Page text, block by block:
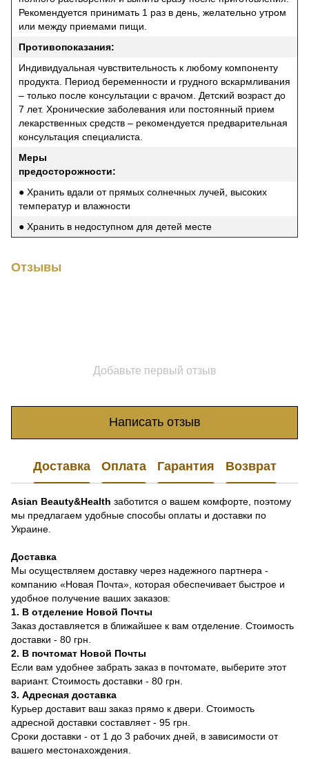
Рекомендуется принимать 1 раз в день, желательно утром
или между приемами пищи.
Противопоказания:
Индивидуальная чувствительность к любому компоненту
продукта. Период беременности и грудного вскармливания
– только после консультации с врачом. Детский возраст до
7 лет. Хронические заболевания или постоянный прием
лекарственных средств – рекомендуется предварительная
консультация специалиста.
Меры
предосторожности:
● Хранить вдали от прямых солнечных лучей, высоких
температур и влажности
● Хранить в недоступном для детей месте
Отзывы
Добавьте первый отзыв
Написать отзыв
Доставка Оплата Гарантия Возврат
Asian Beauty&Health заботится о вашем комфорте, поэтому
мы предлагаем удобные способы оплаты и доставки по
Украине.
Доставка
Мы осуществляем доставку через надежного партнера -
компанию «Новая Почта», которая обеспечивает быстрое и
удобное получение ваших заказов:
1. В отделение Новой Почты
Заказ доставляется в ближайшее к вам отделение. Стоимость
доставки - 80 грн.
2. В почтомат Новой Почты
Если вам удобнее забрать заказ в почтомате, выберите этот
вариант. Стоимость доставки - 80 грн.
3. Адресная доставка
Курьер доставит ваш заказ прямо к двери. Стоимость
адресной доставки составляет - 95 грн.
Сроки доставки - от 1 до 3 рабочих дней, в зависимости от
вашего местонахождения.